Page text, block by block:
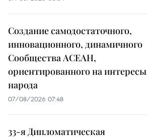
Создание самодостаточного,
инновационного, динамичного
Сообщества АСЕАН,
ориентированного на интересы
народа
07/08/2026 07:48
33-я Дипломатическая